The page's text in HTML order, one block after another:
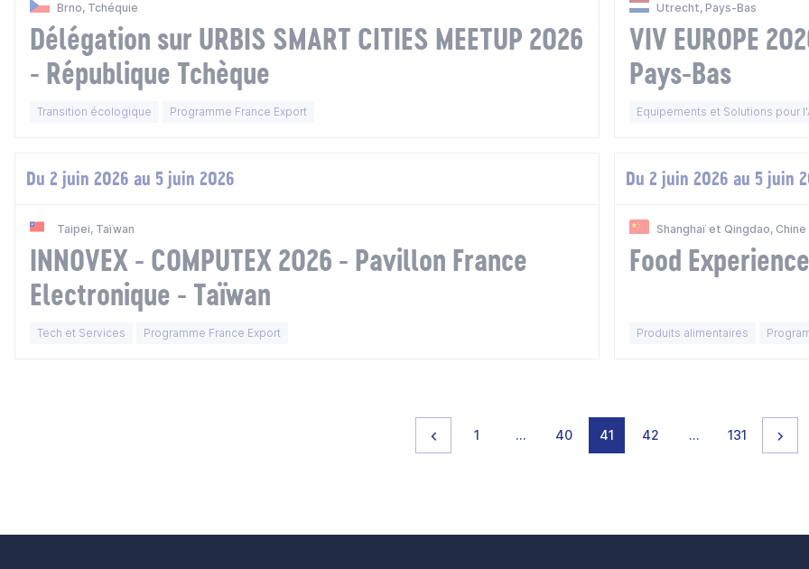
Brno, Tchéquie
Délégation sur URBIS SMART CITIES MEETUP 2026
- République Tchèque
Transition écologique Programme France Export
Utrecht, Pays-Bas
VIV EUROPE
Pays-Bas
Equipements et Solutions pour
Du 2 juin 2026 au 5 juin 2026
Taipei, Taïwan
INNOVEX - COMPUTEX 2026 - Pavillon France
Electronique - Taïwan
Tech et Services Programme France Export
Du 2 juin 2026 au 5 juin
Shanghaï et Qingdao, Chine
Food
Produits alimentaires
Page précédente
page
1 … page
40 page
41 page
42 … page
131